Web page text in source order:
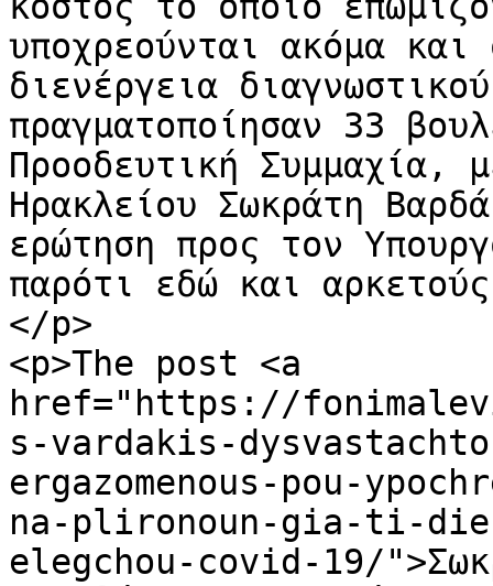
υποχρεούνται ακόμα
διενέργεια
πραγματοποίησαν 33
Προοδευτική Συμμαχία,
Ηρακλείου Σωκράτη
ερώτηση προς τον
παρότι εδώ και
</p>
<p>The post <a
href="https://
s-vardakis-
ergazomenous-pou-
na-plironoun-gia-ti-
elegchou-covid-19/